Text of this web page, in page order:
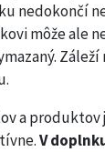
nedokončí
môže ale
Záleží
a produktov
V